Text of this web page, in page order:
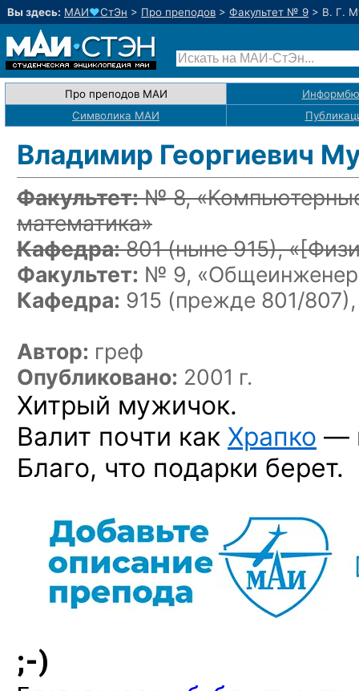
Вы здесь: МАИ♥СтЭн > Про преподов > Факультет № 9 > В. Г.
Про преподов МАИ
Символика МАИ
Владимир Георгиевич
Факультет:№ 8,
математика»
Кафедра:801(ныне 915), «
Факультет: № 9,
Кафедра: 915 (прежде 801/
Автор: греф
Опубликовано: 2001 г.
Хитрый мужичок.
Валит почти как Храпко —
Благо, что подарки берет.